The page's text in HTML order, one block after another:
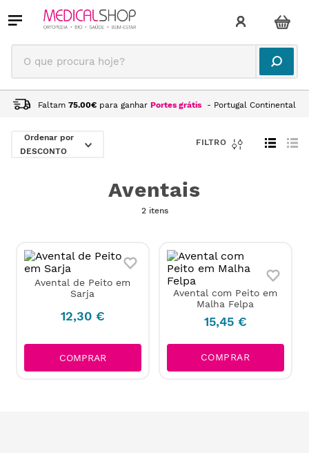
O que procura hoje?
Faltam 75.00€ para ganhar Portes grátis - Portugal Continental
VESTUÁRIO AVENTAIS
DESCONTO
Aventais
2 itens
Avental de Peito em
Sarja
12,30 €
COMPRAR
Avental com Peito em
Malha Felpa
15,45 €
COMPRAR